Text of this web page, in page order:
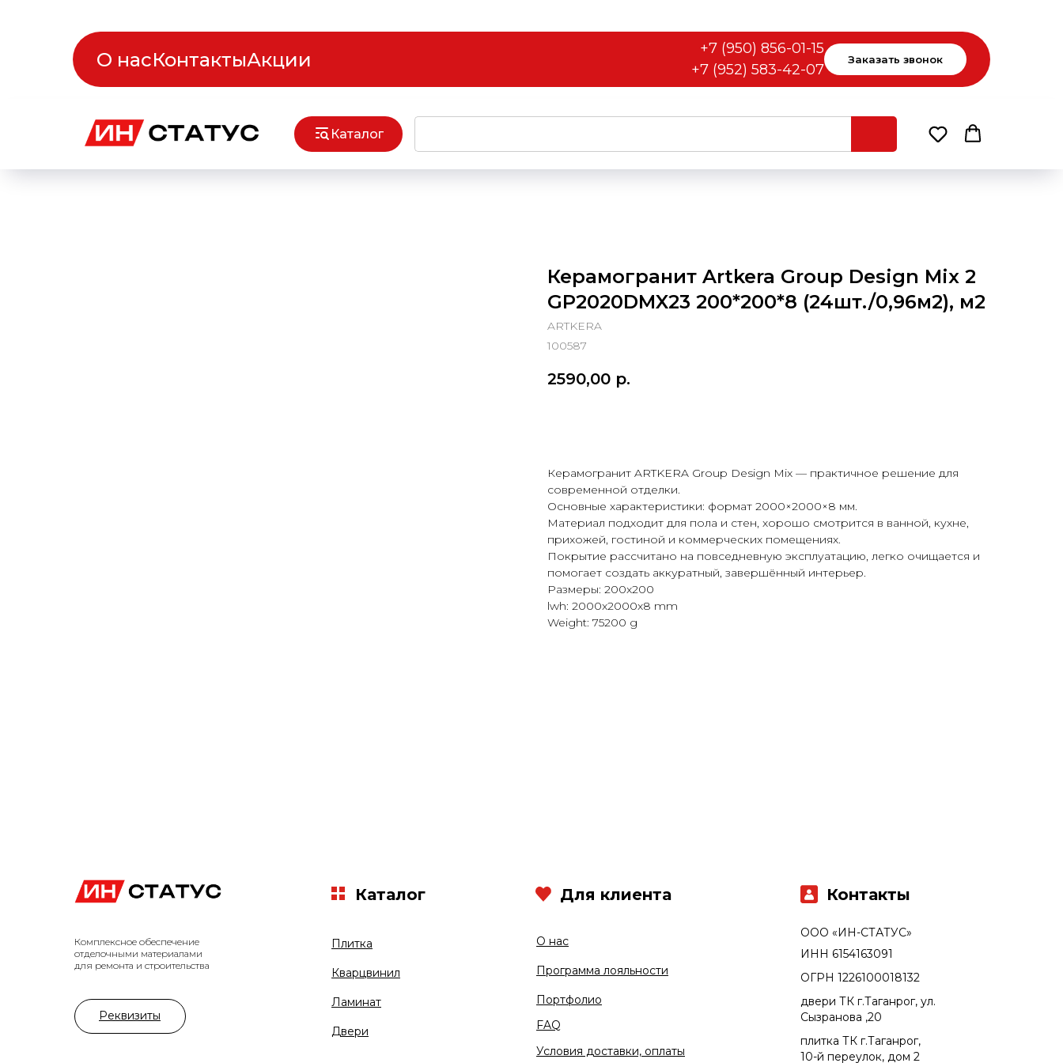
О насКонтактыАкции
+7 (950) 856-01-15
+7 (952) 583-42-07
Заказать звонок
Каталог
Керамогранит Artkera Group Design Mix 2
GP2020DMX23 200*200*8 (24шт./0,96м2), м2
ARTKERA
100587
2590,00 р.
Керамогранит ARTKERA Group Design Mix — практичное решение для
современной отделки.
Основные характеристики: формат 2000×2000×8 мм.
Материал подходит для пола и стен, хорошо смотрится в ванной, кухне,
прихожей, гостиной и коммерческих помещениях.
Покрытие рассчитано на повседневную эксплуатацию, легко очищается и
помогает создать аккуратный, завершённый интерьер.
Размеры: 200x200
lwh: 2000x2000x8 mm
Weight: 75200 g
Комплексное обеспечение
отделочными материалами
для ремонта и строительства
Плитка
Кварцвинил
О нас
Ламинат
Программа лояльности
Двери
Портфолио
ООО «ИН-СТАТУС»
плитка ТК г.Таганрог,
10-й переулок, дом 2
двери ТК г.Таганрог, ул.
Сызранова ,20
ОГРН 1226100018132
ИНН 6154163091
Условия доставки, оплаты
FAQ
Каталог Контакты
Для клиента
Реквизиты